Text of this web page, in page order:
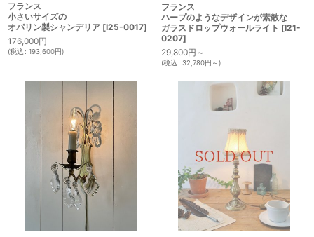
フランス
小さいサイズの
オパリン製シャンデリア [I25-0017]
176,000円
(税込: 193,600円)
フランス
ハープのようなデザインが素敵な
ガラスドロップウォールライト [I21-
0207]
29,800円 ～
(税込: 32,780円 ～)